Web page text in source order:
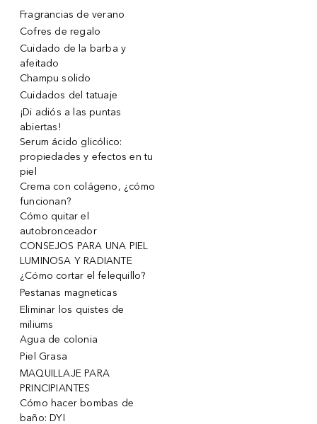
Fragrancias de verano
Cofres de regalo
Cuidado de la barba y
afeitado
Champu solido
Cuidados del tatuaje
¡Di adiós a las puntas
abiertas!
Serum ácido glicólico:
propiedades y efectos en tu
piel
Crema con colágeno, ¿cómo
funcionan?
Cómo quitar el
autobronceador
CONSEJOS PARA UNA PIEL
LUMINOSA Y RADIANTE
¿Cómo cortar el felequillo?
Pestanas magneticas
Eliminar los quistes de
miliums
Agua de colonia
Piel Grasa
MAQUILLAJE PARA
PRINCIPIANTES
Cómo hacer bombas de
baño: DYI